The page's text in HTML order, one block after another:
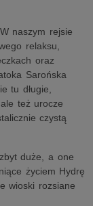
naszym rejsie
relaksu,
oraz
Sarońska
tu długie,
też urocze
czystą
duże, a one
życiem Hydrę
wioski rozsiane